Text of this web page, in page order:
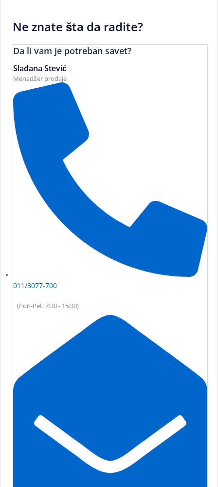
Ne znate šta da radite?
Da li vam je potreban savet?
Slađana Stević
Menadžer prodaje
011/3077-700
(Pon-Pet: 7:30 - 15:30)